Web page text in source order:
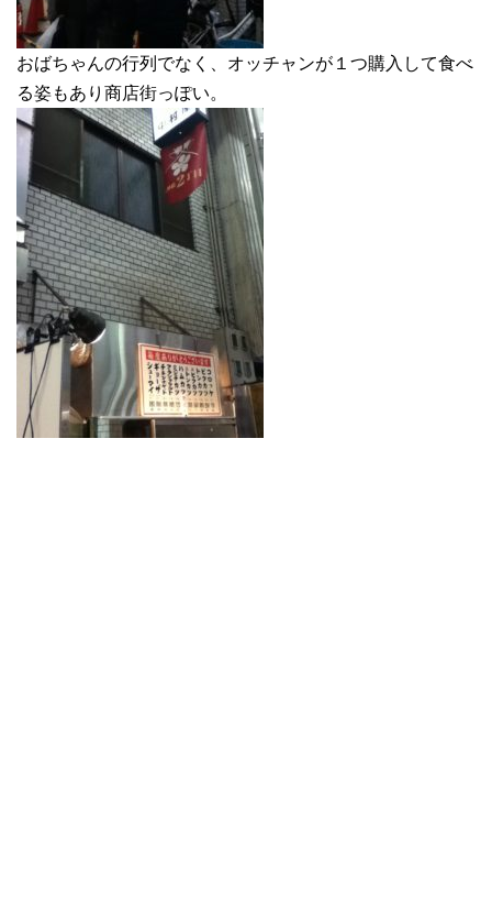
おばちゃんの行列でなく、オッチャンが１つ購入して食べ
る姿もあり商店街っぽい。